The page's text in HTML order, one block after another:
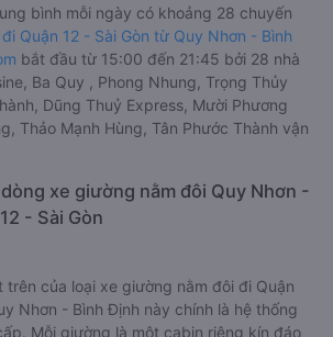
bình mỗi ngày có khoảng 28 chuyến
Quận 12 - Sài Gòn từ Quy Nhơn - Bình
bắt đầu từ 15:00 đến 21:45 bởi 28 nhà
Ba Quy , Phong Nhung, Trọng Thủy
Dũng Thuỷ Express, Mười Phương
Thảo Mạnh Hùng, Tân Phước Thành vận
xe giường nằm đôi Quy Nhơn -
- Sài Gòn
trên của loại xe giường nằm đôi đi Quận
Nhơn - Bình Định này chính là hệ thống
Mỗi giường là một cabin riêng kín đáo